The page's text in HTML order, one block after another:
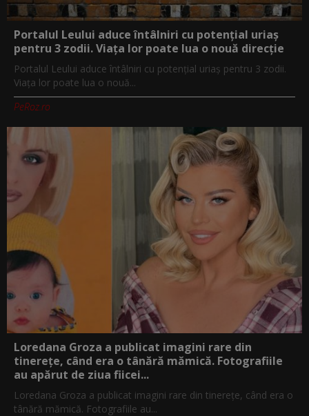
Portalul Leului aduce întâlniri cu potențial uriaș
pentru 3 zodii. Viața lor poate lua o nouă direcție
Portalul Leului aduce întâlniri cu potențial uriaș pentru 3 zodii.
Viața lor poate lua o nouă...
PeRoz.ro
Loredana Groza a publicat imagini rare din
tinerețe, când era o tânără mămică. Fotografiile
au apărut de ziua fiicei...
Loredana Groza a publicat imagini rare din tinerețe, când era o
tânără mămică. Fotografiile au...